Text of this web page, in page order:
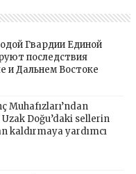
Гвардии Единой
последствия
и Дальнем Востоке
Muhafızları’ndan
Doğu’daki sellerin
kaldırmaya yardımcı